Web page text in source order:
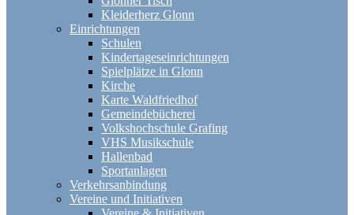
Kleiderherz Glonn
Einrichtungen
Schulen
Kindertageseinrichtungen
Spielplätze in Glonn
Kirche
Karte Waldfriedhof
Gemeindebücherei
Volkshochschule Grafing
VHS Musikschule
Hallenbad
Sportanlagen
Verkehrsanbindung
Vereine und Initiativen